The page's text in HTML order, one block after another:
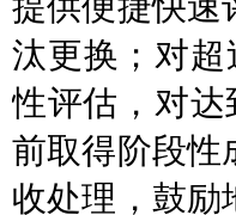
汰更换；对超
性评估，对达
前取得阶段性
收处理，鼓励